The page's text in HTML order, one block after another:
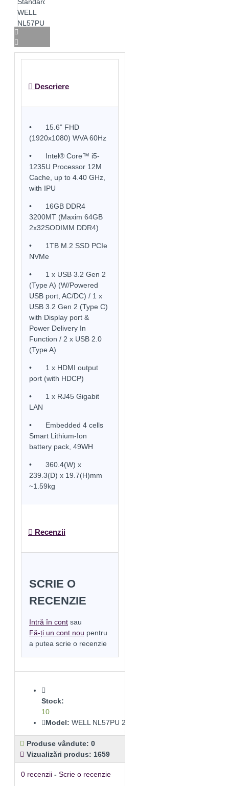
Descriere
•
15.6” FHD
(1920x1080) WVA 60Hz
•
Intel® Core™ i5-
1235U Processor 12M
Cache, up to 4.40 GHz,
with IPU
•
16GB DDR4
3200MT (Maxim 64GB
2x32SODIMM DDR4)
•
1TB M.2 SSD PCIe
NVMe
•
1 x USB 3.2 Gen 2
(Type A) (W/Powered
USB port, AC/DC) / 1 x
USB 3.2 Gen 2 (Type C)
with Display port &
Power Delivery In
Function / 2 x USB 2.0
(Type A)
•
1 x HDMI output
port (with HDCP)
•
1 x RJ45 Gigabit
LAN
•
Embedded 4 cells
Smart Lithium-Ion
battery pack, 49WH
•
360.4(W) x
239.3(D) x 19.7(H)mm
~1.59kg
Recenzii
SCRIE O
RECENZIE
Intră în cont sau
Fă-ți un cont nou pentru
a putea scrie o recenzie
Stock:
10
Model: WELL NL57PU 2
Produse vândute: 0
Vizualizări produs: 1659
0 recenzii - Scrie o recenzie